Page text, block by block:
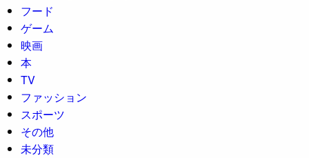
フード
ゲーム
映画
本
TV
ファッション
スポーツ
その他
未分類